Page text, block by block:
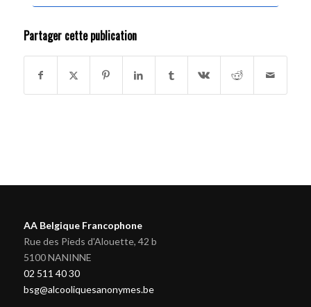
Partager cette publication
AA Belgique Francophone
Rue des Pieds d'Alouette, 42 b
5100 NANINNE
02 511 40 30
bsg@alcooliquesanonymes.be